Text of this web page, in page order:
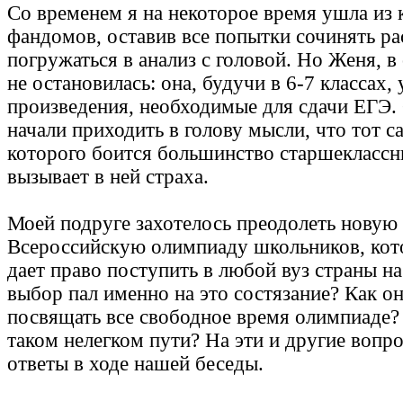
Со временем я на некоторое время ушла из
фандомов, оставив все попытки сочинять
погружаться в анализ с головой. Но Женя,
не остановилась: она, будучи в 6-7 классах,
произведения, необходимые для сдачи ЕГЭ.
начали приходить в голову мысли, что тот
которого боится большинство
вызывает в ней страха.
Моей подруге захотелось преодолеть
Всероссийскую олимпиаду школьников,
дает право поступить в любой вуз страны
выбор пал именно на это состязание? Как
посвящать все свободное время
таком нелегком пути? На эти и другие
ответы в ходе нашей беседы.